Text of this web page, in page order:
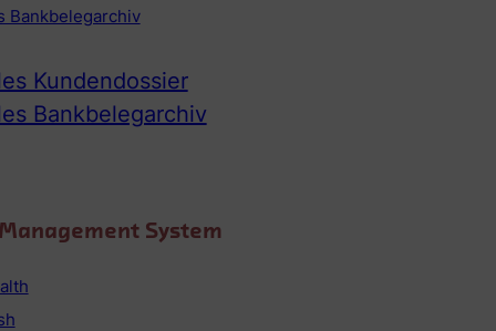
Bankbelegarchiv
Kundendossier
Bankbelegarchiv
System